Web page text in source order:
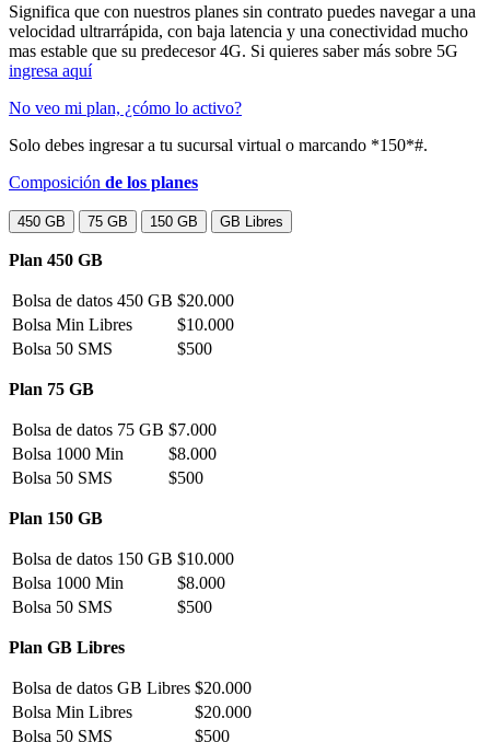
Significa que con nuestros planes sin contrato puedes navegar a una
velocidad ultrarrápida, con baja latencia y una conectividad mucho
mas estable que su predecesor 4G. Si quieres saber más sobre 5G
ingresa aquí
No veo mi plan, ¿cómo lo activo?
Solo debes ingresar a tu sucursal virtual o marcando *150*#.
Composición de los planes
450 GB 75 GB 150 GB GB Libres
Plan 450 GB
Bolsa de datos 450 GB $20.000
Bolsa Min Libres
$10.000
Bolsa 50 SMS
$500
Plan 75 GB
Bolsa de datos 75 GB $7.000
Bolsa 1000 Min
$8.000
Bolsa 50 SMS
$500
Plan 150 GB
Bolsa de datos 150 GB $10.000
Bolsa 1000 Min
$8.000
Bolsa 50 SMS
$500
Plan GB Libres
Bolsa de datos GB Libres $20.000
Bolsa Min Libres
$20.000
Bolsa 50 SMS
$500